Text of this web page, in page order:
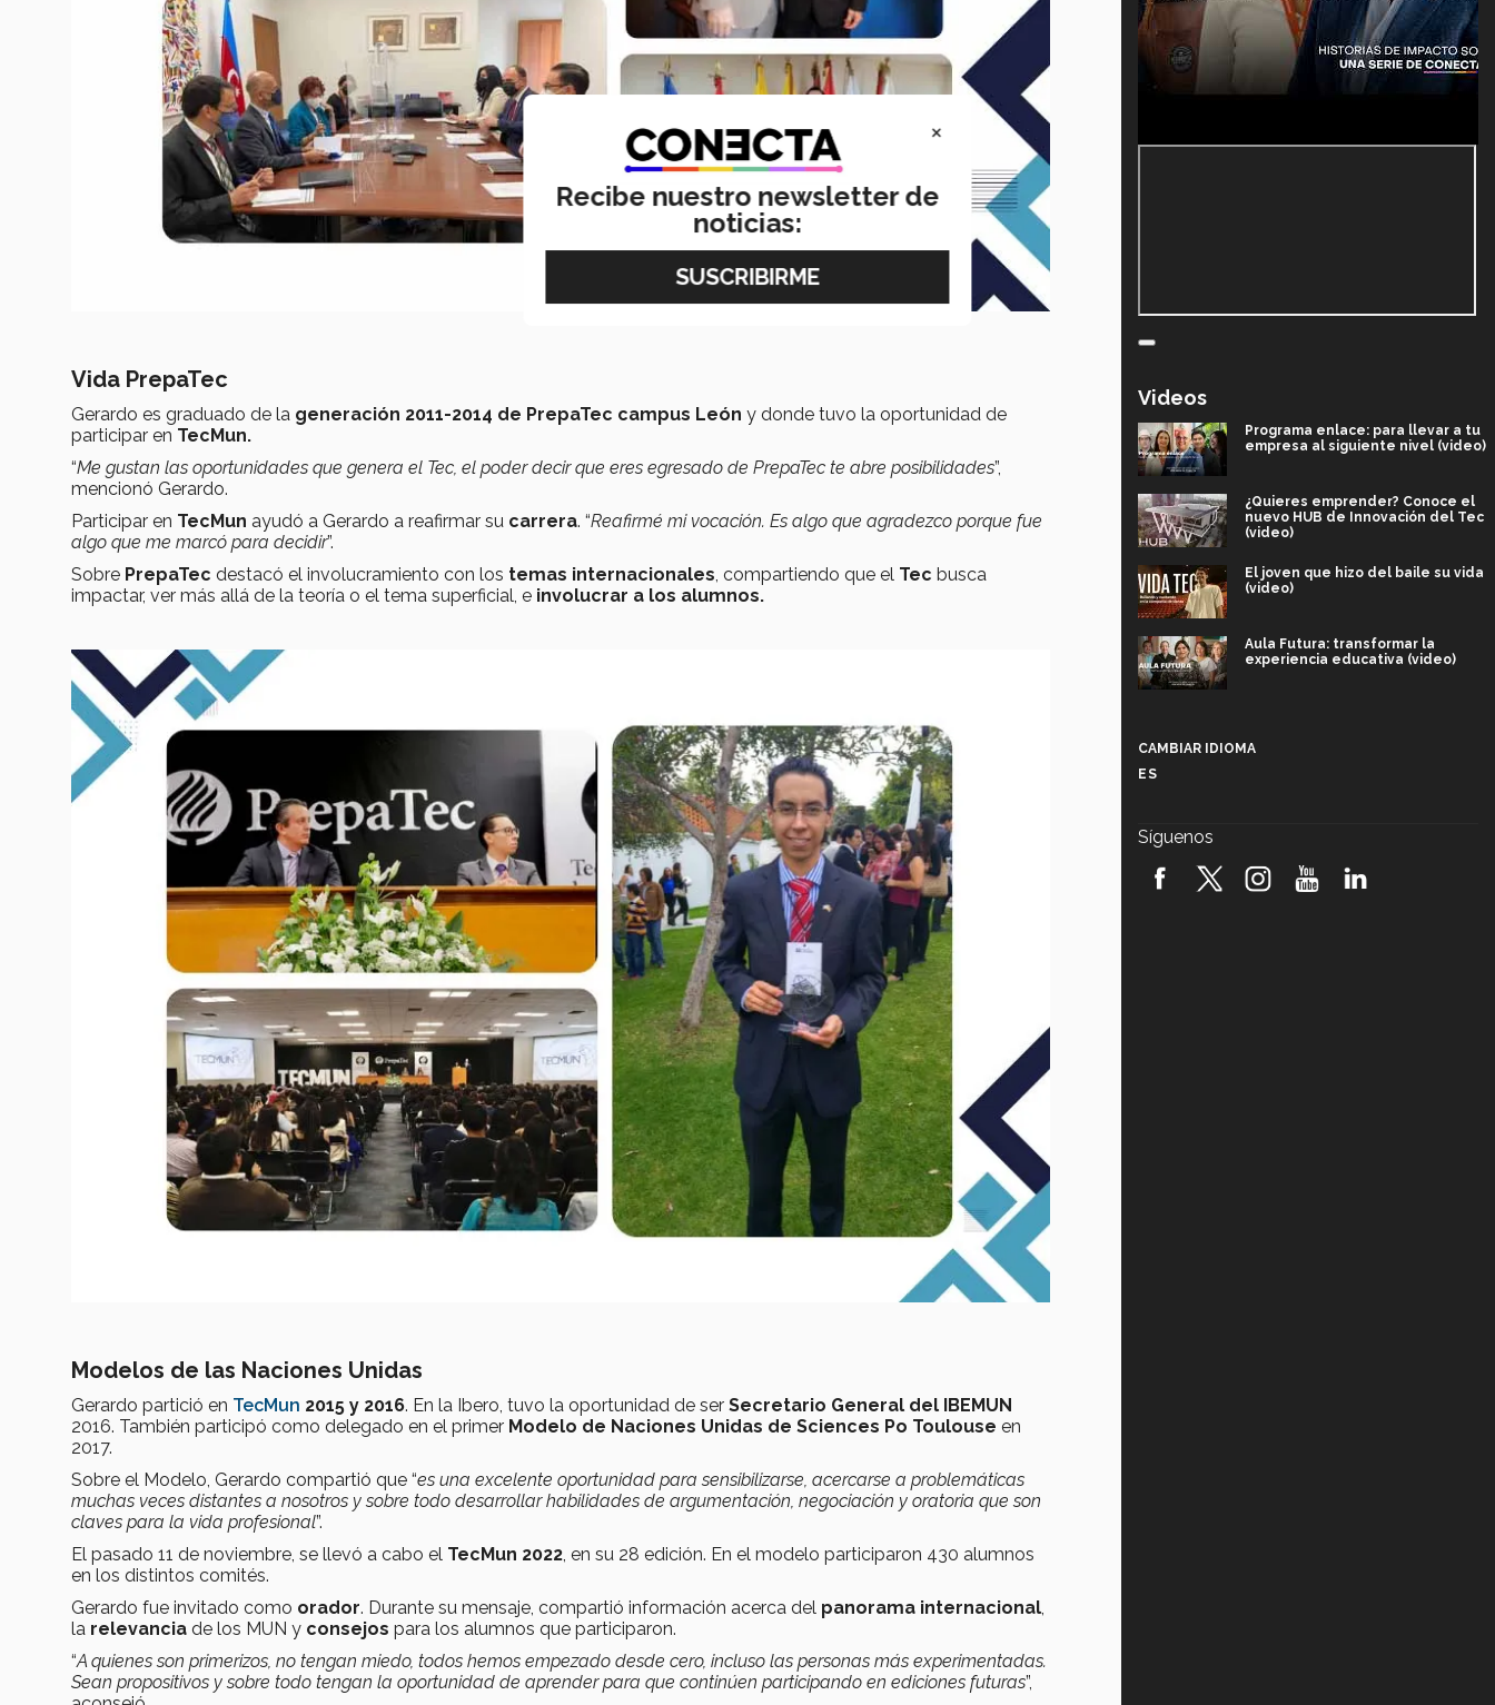
Vida PrepaTec
Gerardo es graduado de la generación 2011-2014 de PrepaTec campus León y donde tuvo la oportunidad de
participar en TecMun.
“Me gustan las oportunidades que genera el Tec, el poder decir que eres egresado de PrepaTec te abre posibilidades”,
mencionó Gerardo.
Participar en TecMun ayudó a Gerardo a reafirmar su carrera. “Reafirmé mi vocación. Es algo que agradezco porque fue
algo que me marcó para decidir”.
Sobre PrepaTec destacó el involucramiento con los temas internacionales, compartiendo que el Tec busca
impactar, ver más allá de la teoría o el tema superficial, e involucrar a los alumnos.
Modelos de las Naciones Unidas
Gerardo partició en TecMun 2015 y 2016. En la Ibero, tuvo la oportunidad de ser Secretario General del IBEMUN
2016. También participó como delegado en el primer Modelo de Naciones Unidas de Sciences Po Toulouse en
2017.
Sobre el Modelo, Gerardo compartió que “es una excelente oportunidad para sensibilizarse, acercarse a problemáticas
muchas veces distantes a nosotros y sobre todo desarrollar habilidades de argumentación, negociación y oratoria que son
claves para la vida profesional”.
El pasado 11 de noviembre, se llevó a cabo el TecMun 2022, en su 28 edición. En el modelo participaron 430 alumnos
en los distintos comités.
Gerardo fue invitado como orador. Durante su mensaje, compartió información acerca del panorama internacional,
la relevancia de los MUN y consejos para los alumnos que participaron.
“A quienes son primerizos, no tengan miedo, todos hemos empezado desde cero, incluso las personas más experimentadas.
Sean propositivos y sobre todo tengan la oportunidad de aprender para que continúen participando en ediciones futuras”,
Videos
Programa enlace: para llevar a tu
empresa al siguiente nivel (video)
¿Quieres emprender? Conoce el
nuevo HUB de Innovación del Tec
(video)
El joven que hizo del baile su vida
(video)
Aula Futura: transformar la
experiencia educativa (video)
robótica FIRST 2026! (video)
CAMBIAR IDIOMA
ES
Síguenos
×
Recibe nuestro newsletter de
noticias: